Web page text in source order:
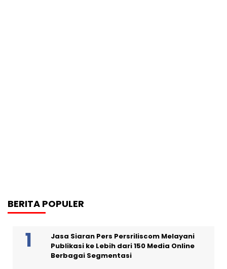
BERITA POPULER
Jasa Siaran Pers Persriliscom Melayani
Publikasi ke Lebih dari 150 Media Online
Berbagai Segmentasi